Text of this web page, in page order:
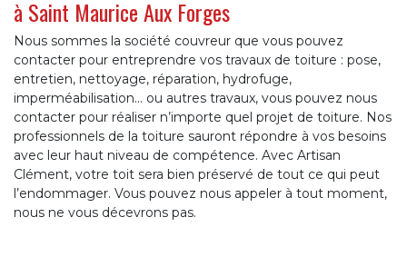
à Saint Maurice Aux Forges
Nous sommes la société couvreur que vous pouvez
contacter pour entreprendre vos travaux de toiture : pose,
entretien, nettoyage, réparation, hydrofuge,
imperméabilisation... ou autres travaux, vous pouvez nous
contacter pour réaliser n’importe quel projet de toiture. Nos
professionnels de la toiture sauront répondre à vos besoins
avec leur haut niveau de compétence. Avec Artisan
Clément, votre toit sera bien préservé de tout ce qui peut
l’endommager. Vous pouvez nous appeler à tout moment,
nous ne vous décevrons pas.